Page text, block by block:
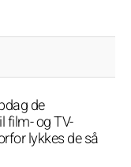
de
film- og TV-
lykkes de så